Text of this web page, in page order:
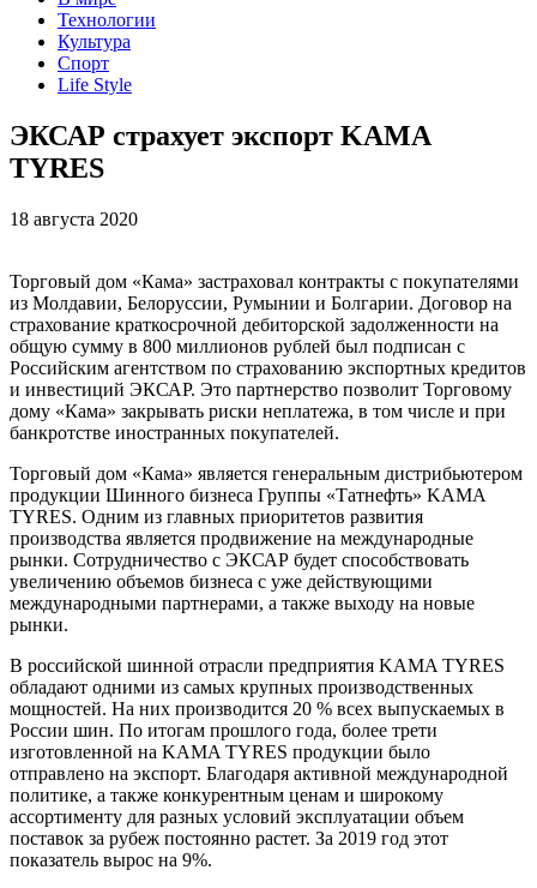
Технологии
Культура
Спорт
Life Style
ЭКСАР страхует экспорт KAMA
TYRES
18 августа 2020
Торговый дом «Кама» застраховал контракты с покупателями
из Молдавии, Белоруссии, Румынии и Болгарии. Договор на
страхование краткосрочной дебиторской задолженности на
общую сумму в 800 миллионов рублей был подписан с
Российским агентством по страхованию экспортных кредитов
и инвестиций ЭКСАР. Это партнерство позволит Торговому
дому «Кама» закрывать риски неплатежа, в том числе и при
банкротстве иностранных покупателей.
Торговый дом «Кама» является генеральным дистрибьютером
продукции Шинного бизнеса Группы «Татнефть» KAMA
TYRES. Одним из главных приоритетов развития
производства является продвижение на международные
рынки. Сотрудничество с ЭКСАР будет способствовать
увеличению объемов бизнеса с уже действующими
международными партнерами, а также выходу на новые
рынки.
В российской шинной отрасли предприятия KAMA TYRES
обладают одними из самых крупных производственных
мощностей. На них производится 20 % всех выпускаемых в
России шин. По итогам прошлого года, более трети
изготовленной на KAMA TYRES продукции было
отправлено на экспорт. Благодаря активной международной
политике, а также конкурентным ценам и широкому
ассортименту для разных условий эксплуатации объем
поставок за рубеж постоянно растет. За 2019 год этот
показатель вырос на 9%.